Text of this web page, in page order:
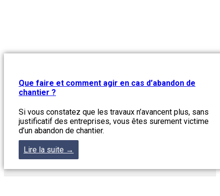
Que faire et comment agir en cas d’abandon de
chantier ?
Si vous constatez que les travaux n’avancent plus, sans
justificatif des entreprises, vous êtes surement victime
d’un abandon de chantier.
Lire la suite →